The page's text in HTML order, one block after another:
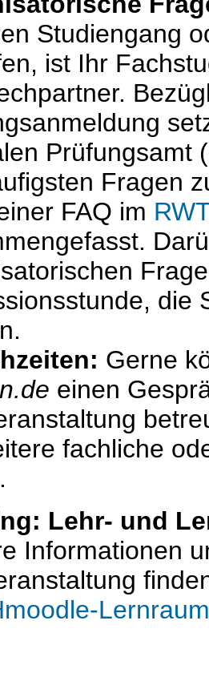
Studiengang
ist Ihr
Prüfungsamt
Fragen
FAQ im
die
Gerne
einen
fachliche
Lehr- und
Informationen
Lernraum